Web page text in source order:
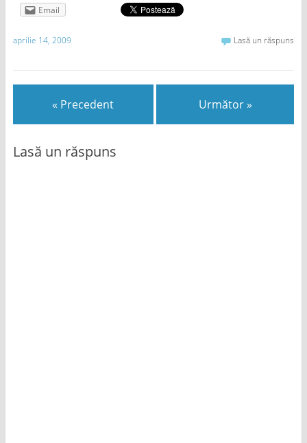
Email
aprilie 14, 2009 Lasă un răspuns
« Precedent Următor »
Lasă un răspuns